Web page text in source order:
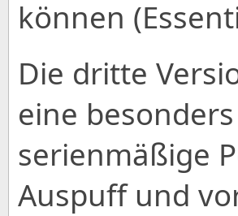
können
Die dritte
eine
serienmäßige
Auspuff und